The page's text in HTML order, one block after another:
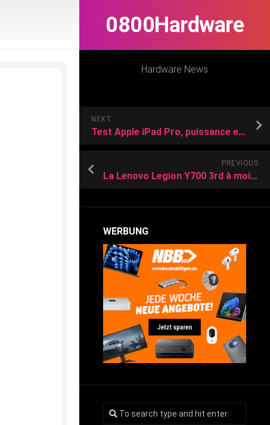
0800Hardware
Hardware News
NEXT
Test Apple iPad Pro, puissance et envergure
PREVIOUS
La Lenovo Legion Y700 3rd à moins de 400 € : Snapdragon 8 Gen 3, écran 165 Hz et format 8,8 pouces pour la tablette gaming qui change la donne
WERBUNG